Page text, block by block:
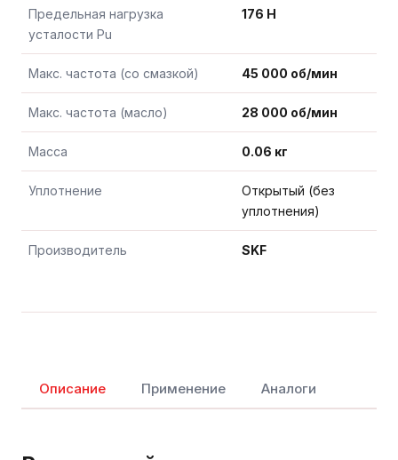
Предельная нагрузка
усталости Pu
176 Н
Макс. частота (со смазкой) 45 000 об/мин
Макс. частота (масло) 28 000 об/мин
Масса 0.06 кг
Уплотнение
Открытый (без
уплотнения)
Производитель SKF
Описание Применение Аналоги